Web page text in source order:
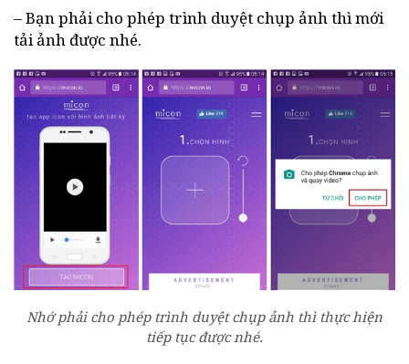
– Bạn phải cho phép trình duyệt chụp ảnh thì mới
tải ảnh được nhé.
Nhớ phải cho phép trình duyệt chụp ảnh thì thực hiện
tiếp tục được nhé.